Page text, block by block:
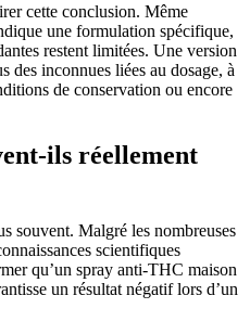
cette conclusion. Même
une formulation spécifique,
restent limitées. Une version
des inconnues liées au dosage, à
de conservation ou encore
ils réellement
souvent. Malgré les nombreuses
scientifiques
qu’un spray anti-THC maison
un résultat négatif lors d’un